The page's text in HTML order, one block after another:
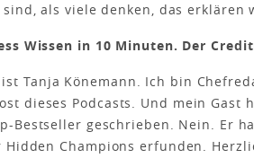
als viele denken, das erklären
Wissen in 10 Minuten. Der
Tanja Könemann. Ich bin
dieses Podcasts. Und mein Gast
Bestseller geschrieben. Nein. Er
Champions erfunden.